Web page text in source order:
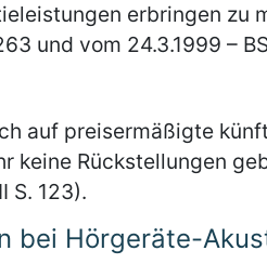
erbringen zu
und vom 24.3.1999 –
auf preisermäßigte
keine Rückstellungen
S. 123).
bei Hörgeräte-